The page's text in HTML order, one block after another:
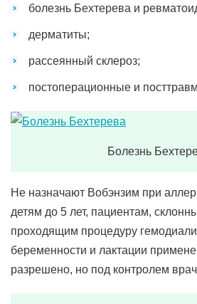
болезнь Бехтерева и
дерматиты;
рассеянный склероз;
постоперационные и
Болезнь
Не назначают Вобэнзим при
детям до 5 лет, пациентам,
проходящим процедуру
беременности и лактации
разрешено, но под контролем